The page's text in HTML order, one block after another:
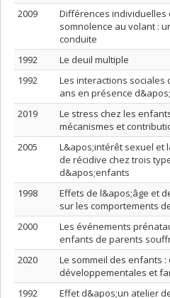
2009
Différences individuelles
somnolence au volant :
conduite
1992
Le deuil multiple
1992
Les interactions sociales
ans en présence
2019
Le stress chez les
mécanismes et
2005
L&apos;intérêt sexuel et
de récidive chez trois
d&apos;enfants
1998
Effets de l&apos;âge et
sur les comportements
2000
Les événements
enfants de parents
2020
Le sommeil des enfants
développementales et
1992
Effet d&apos;un atelier